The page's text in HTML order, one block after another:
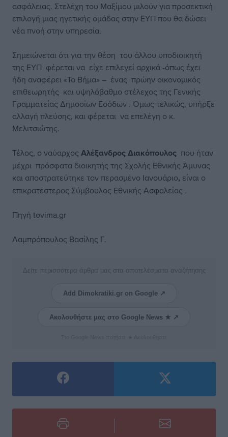
ασφάλειας. Στελέχη του Μαξίμου μιλούν για προσεκτική
επιλογή μιας ηγετικής ομάδας στην ΕΥΠ που θα δώσει
νέα πνοή στην υπηρεσία.
Σημειώνεται ότι για την θέση του άλλου υποδιοικητή
της ΕΥΠ φέρεται να είχε επιλεγεί αρχικά -όπως έχει
ήδη αναφέρει «Το Βήμα» – ένας πρώην οικονομικός
επιθεωρητής και υψηλόβαθμο στέλεχος της Γενικής
Γραμματείας Δημοσίων Εσόδων . Όμως τελικώς, υπήρξε
αλλαγή πλεύσης, και φέρεται να επελέγη ο κ.
Μελιτσιώτης.
Τέλος, ο ναύαρχος Αλέξανδρος Διακόπουλος που ήταν
μέχρι πρόσφατα διοικητής της Σχολής Εθνικής Άμυνας
και αποστρατεύτηκε τον περασμένο Ιανουάριο, είναι ο
επικρατέστερος Σύμβουλος Εθνικής Ασφαλείας .
Πηγή tovima.gr
Λαμπρόπουλος Βασίλης Γ.
Δείτε περισσότερα άρθρα μας στα αποτελέσματα αναζήτησης
Add Dimokratiki.gr on Google ↗
Ακολουθήστε μας στο Google News ★ ↗